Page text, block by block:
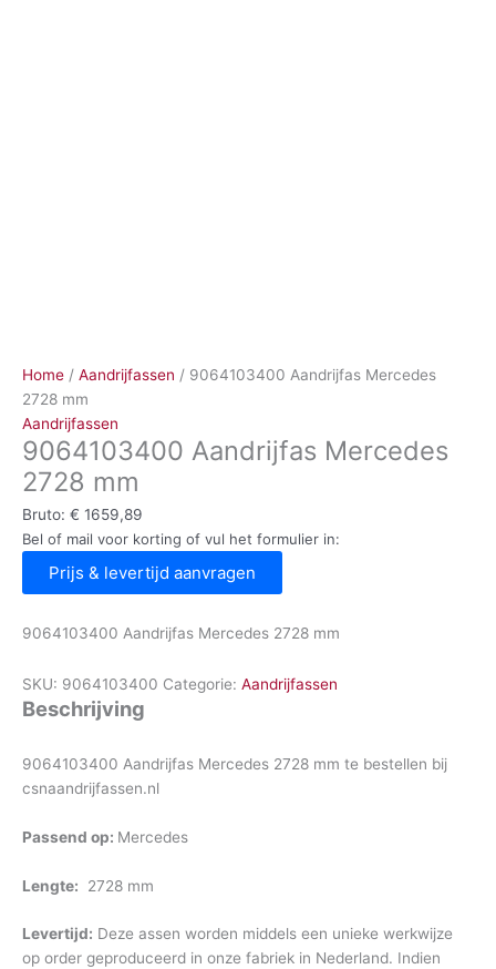
Home / Aandrijfassen / 9064103400 Aandrijfas Mercedes
2728 mm
Aandrijfassen
9064103400 Aandrijfas Mercedes
2728 mm
Bruto: € 1659,89
Bel of mail voor korting of vul het formulier in:
Prijs & levertijd aanvragen
9064103400 Aandrijfas Mercedes 2728 mm
SKU: 9064103400 Categorie: Aandrijfassen
Beschrijving
9064103400 Aandrijfas Mercedes 2728 mm te bestellen bij
csnaandrijfassen.nl
Passend op: Mercedes
Lengte: 2728 mm
Levertijd: Deze assen worden middels een unieke werkwijze
op order geproduceerd in onze fabriek in Nederland. Indien